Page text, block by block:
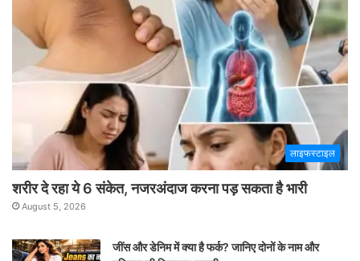
लाइफस्टाइल
शरीर दे रहा ये 6 संकेत, नजरअंदाज करना पड़ सकता है भारी
August 5, 2026
जींस और डेनिम में क्या है फर्क? जानिए दोनों के नाम और